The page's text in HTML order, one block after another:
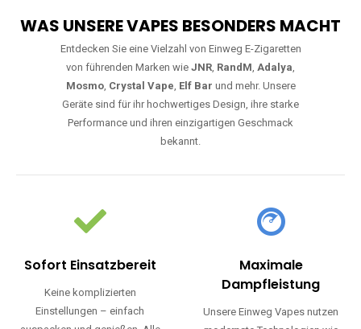
WAS UNSERE VAPES BESONDERS MACHT
Entdecken Sie eine Vielzahl von Einweg E-Zigaretten
von führenden Marken wie JNR, RandM, Adalya,
Mosmo, Crystal Vape, Elf Bar und mehr. Unsere
Geräte sind für ihr hochwertiges Design, ihre starke
Performance und ihren einzigartigen Geschmack
bekannt.
Sofort Einsatzbereit
Keine komplizierten
Einstellungen – einfach
Maximale
Dampfleistung
Unsere Einweg Vapes nutzen